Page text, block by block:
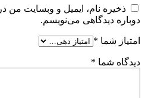
ذخیره نام، ایمیل و وبسایت من
دوباره دیدگاهی می‌نویسم.
امتیاز شما *
دیدگاه شما *